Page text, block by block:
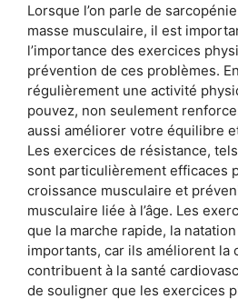
Lorsque l’on parle de
masse musculaire, il est
l’importance des exercices
prévention de ces problèmes.
régulièrement une activité
pouvez, non seulement
aussi améliorer votre équilibre
Les exercices de résistance,
sont particulièrement efficaces
croissance musculaire et
musculaire liée à l’âge. Les
que la marche rapide, la
importants, car ils améliorent la
contribuent à la santé
de souligner que les exercices